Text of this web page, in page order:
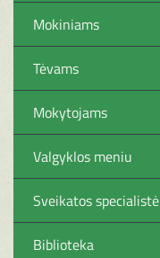
Mokiniams
Tėvams
Mokytojams
Valgyklos meniu
Sveikatos specialistė
Biblioteka